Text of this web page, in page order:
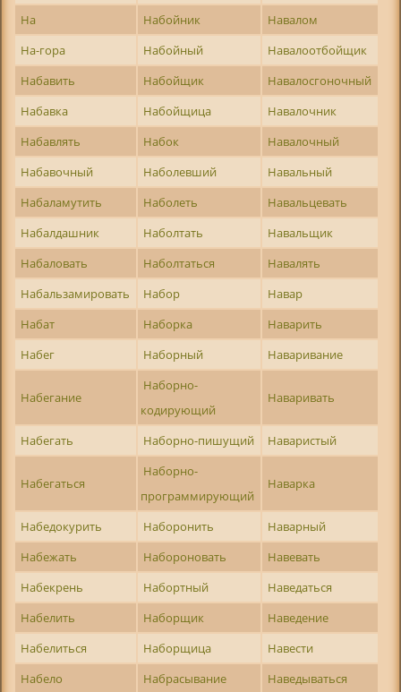
На
Набойник
Навалом
На-гора
Набойный
Навалоотбойщик
Набавить
Набойщик
Навалосгоночный
Набавка
Набойщица
Навалочник
Набавлять
Набок
Навалочный
Набавочный
Наболевший
Навальный
Набаламутить
Наболеть
Навальцевать
Набалдашник
Наболтать
Навальщик
Набаловать
Наболтаться
Навалять
Набальзамировать
Набор
Навар
Набат
Наборка
Наварить
Набег
Наборный Наваривание
Набегание
Наборно-
кодирующий
Наваривать
Набегать Наборно-пишущий Наваристый
Набегаться
Наборно-
программирующий
Наварка
Набедокурить Наборонить
Наварный
Набежать
Набороновать
Навевать
Набекрень
Набортный
Наведаться
Набелить
Наборщик
Наведение
Набелиться
Наборщица
Навести
Набело
Набрасывание
Наведываться